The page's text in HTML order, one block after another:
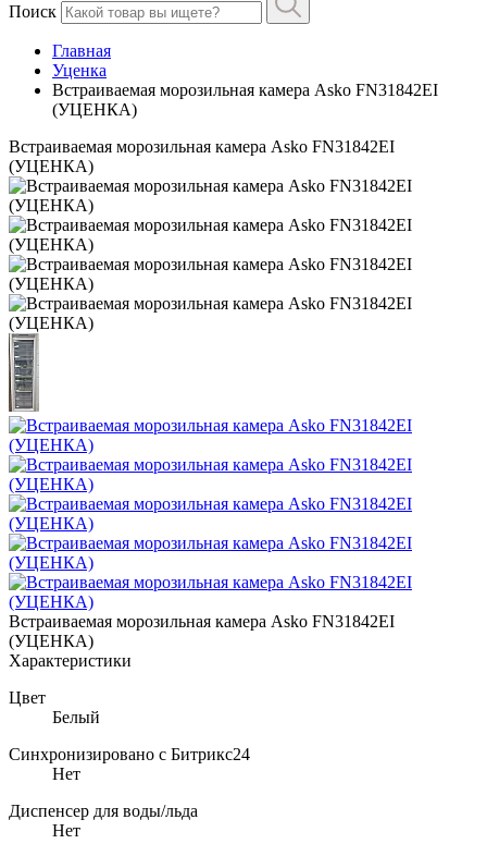
Поиск
Главная
Уценка
Встраиваемая морозильная камера Asko FN31842EI
(УЦЕНКА)
Встраиваемая морозильная камера Asko FN31842EI
(УЦЕНКА)
Встраиваемая морозильная камера Asko FN31842EI
(УЦЕНКА)
Характеристики
Цвет
Белый
Синхронизировано с Битрикс24
Нет
Диспенсер для воды/льда
Нет